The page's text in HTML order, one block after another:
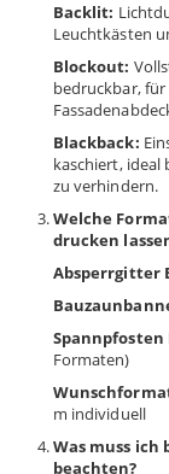
Backlit:
Leuchtkästen
Blockout:
bedruckbar,
Blackback:
kaschiert, ideal
zu verhindern.
Welche
drucken
Absperrgitter
Spannpfosten
Formaten)
m individuell
Was muss
beachten?